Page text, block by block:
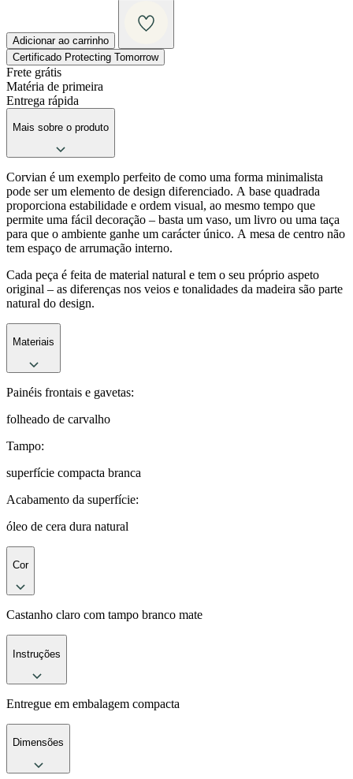
Adicionar ao carrinho
Certificado Protecting Tomorrow
Frete grátis
Matéria de primeira
Entrega rápida
Mais sobre o produto
Corvian é um exemplo perfeito de como uma forma minimalista
pode ser um elemento de design diferenciado. A base quadrada
proporciona estabilidade e ordem visual, ao mesmo tempo que
permite uma fácil decoração – basta um vaso, um livro ou uma taça
para que o ambiente ganhe um carácter único. A mesa de centro não
tem espaço de arrumação interno.
Cada peça é feita de material natural e tem o seu próprio aspeto
original – as diferenças nos veios e tonalidades da madeira são parte
natural do design.
Materiais
Painéis frontais e gavetas:
folheado de carvalho
Tampo:
superfície compacta branca
Acabamento da superfície:
óleo de cera dura natural
Cor
Castanho claro com tampo branco mate
Instruções
Entregue em embalagem compacta
Dimensões